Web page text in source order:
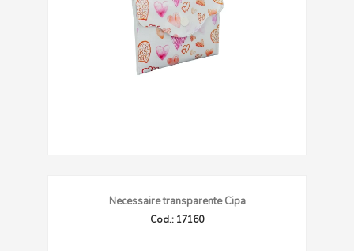
Necessaire transparente Cipa
Cod.: 17160